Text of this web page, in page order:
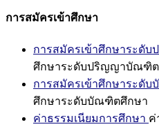
การสมัครเข้าศึกษา
การสมัครเข้าศึกษาระดั
ศึกษาระดับปริญญาบัณฑิต
การสมัครเข้าศึกษาระดั
ศึกษาระดับบัณฑิตศึกษา
ค่าธรรมเนียมการศึกษา ค่